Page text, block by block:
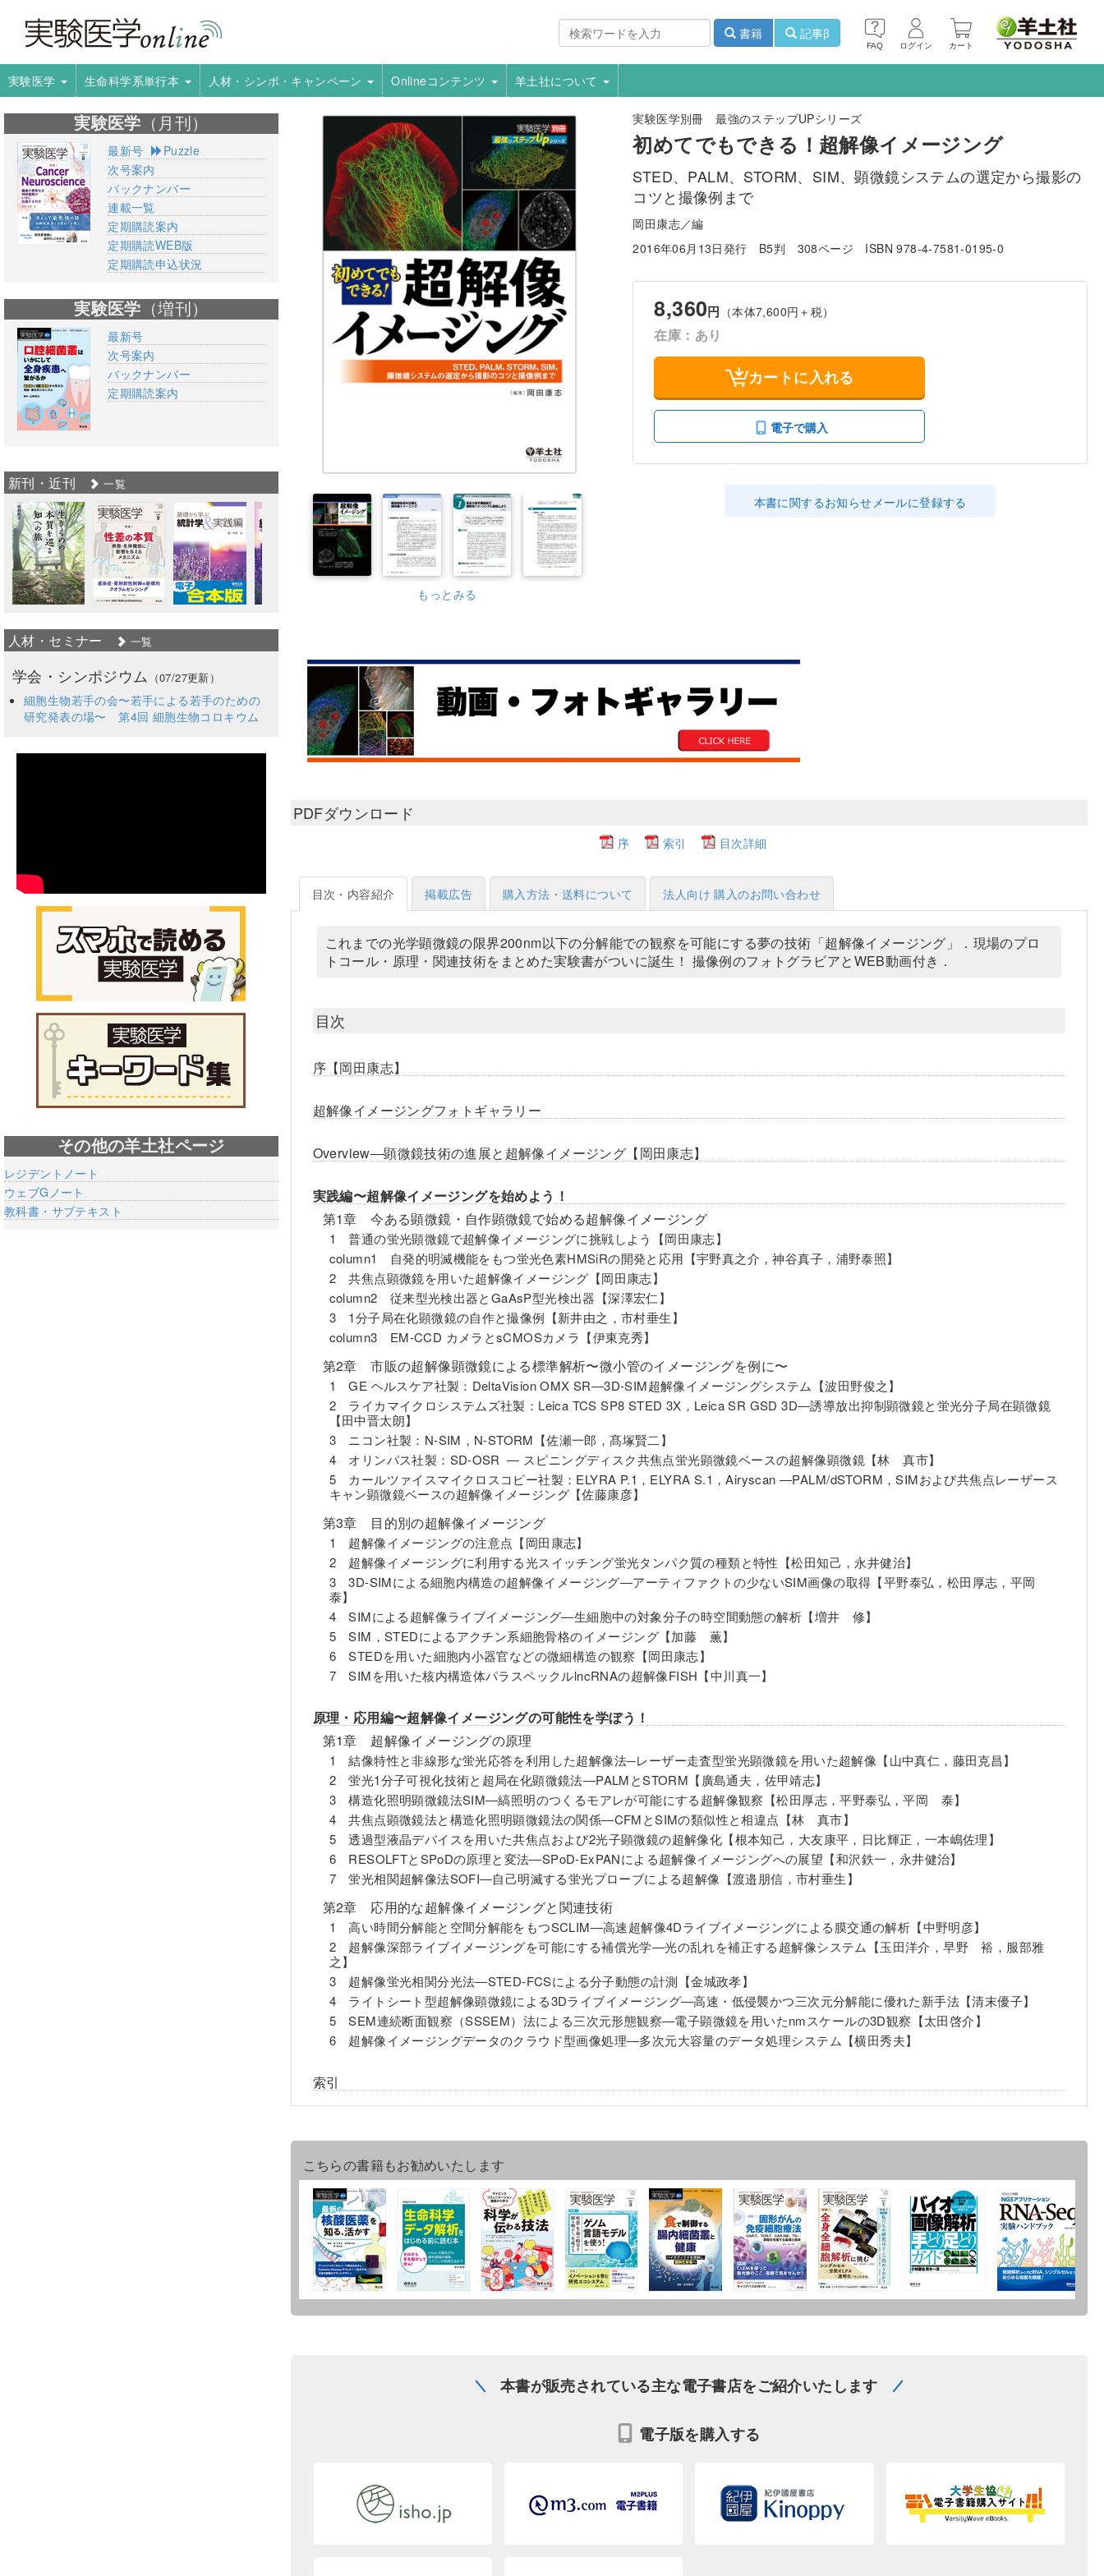
FAQ ログイン カート
書籍 記事β
実験医学 生命科学系単行本 人材・シンポ・キャンペーン Onlineコンテンツ 羊土社について
もっとみる
実験医学別冊 最強のステップUPシリーズ
初めてでもできる！超解像イメージング
STED、PALM、STORM、SIM、顕微鏡システムの選定から撮影の
コツと撮像例まで
岡田康志／編
2016年06月13日発行
B5判 308ページ ISBN 978-4-7581-0195-0
8,360円 （本体7,600円＋税）
在庫：あり
カートに入れる
電子で購入
本書に関するお知らせメールに登録する
PDFダウンロード
序 索引 目次詳細
目次・内容紹介 掲載広告 購入方法・送料について 法人向け 購入のお問い合わせ
これまでの光学顕微鏡の限界200nm以下の分解能での観察を可能にする夢の技術「超解像イメージング」．現場のプロ
トコール・原理・関連技術をまとめた実験書がついに誕生！ 撮像例のフォトグラビアとWEB動画付き．
目次
序【岡田康志】
超解像イメージングフォトギャラリー
Overview―顕微鏡技術の進展と超解像イメージング【岡田康志】
実践編〜超解像イメージングを始めよう！
第1章 今ある顕微鏡・自作顕微鏡で始める超解像イメージング
1 普通の蛍光顕微鏡で超解像イメージングに挑戦しよう【岡田康志】
column1 自発的明滅機能をもつ蛍光色素HMSiRの開発と応用【宇野真之介，神谷真子，浦野泰照】
2 共焦点顕微鏡を用いた超解像イメージング【岡田康志】
column2 従来型光検出器とGaAsP型光検出器【深澤宏仁】
3 1分子局在化顕微鏡の自作と撮像例【新井由之，市村垂生】
column3 EM-CCD カメラとsCMOSカメラ【伊東克秀】
第2章 市販の超解像顕微鏡による標準解析〜微小管のイメージングを例に〜
1 GE ヘルスケア社製：DeltaVision OMX SR―3D-SIM超解像イメージングシステム【波田野俊之】
2 ライカマイクロシステムズ社製：Leica TCS SP8 STED 3X，Leica SR GSD 3D―誘導放出抑制顕微鏡と蛍光分子局在顕微鏡
【田中晋太朗】
3 ニコン社製：N-SIM，N-STORM【佐瀬一郎，髙塚賢二】
4 オリンパス社製：SD-OSR ― スピニングディスク共焦点蛍光顕微鏡ベースの超解像顕微鏡【林 真市】
5 カールツァイスマイクロスコピー社製：ELYRA P.1，ELYRA S.1，Airyscan ―PALM/dSTORM，SIMおよび共焦点レーザース
キャン顕微鏡ベースの超解像イメージング【佐藤康彦】
第3章 目的別の超解像イメージング
1 超解像イメージングの注意点【岡田康志】
2 超解像イメージングに利用する光スイッチング蛍光タンパク質の種類と特性【松田知己，永井健治】
3 3D-SIMによる細胞内構造の超解像イメージング―アーティファクトの少ないSIM画像の取得【平野泰弘，松田厚志，平岡
泰】
4 SIMによる超解像ライブイメージング―生細胞中の対象分子の時空間動態の解析【増井 修】
5 SIM，STEDによるアクチン系細胞骨格のイメージング【加藤 薫】
6 STEDを用いた細胞内小器官などの微細構造の観察【岡田康志】
7 SIMを用いた核内構造体パラスペックルlncRNAの超解像FISH【中川真一】
原理・応用編〜超解像イメージングの可能性を学ぼう！
第1章 超解像イメージングの原理
1 結像特性と非線形な蛍光応答を利用した超解像法─レーザー走査型蛍光顕微鏡を用いた超解像【山中真仁，藤田克昌】
2 蛍光1分子可視化技術と超局在化顕微鏡法―PALMとSTORM【廣島通夫，佐甲靖志】
3 構造化照明顕微鏡法SIM―縞照明のつくるモアレが可能にする超解像観察【松田厚志，平野泰弘，平岡 泰】
4 共焦点顕微鏡法と構造化照明顕微鏡法の関係―CFMとSIMの類似性と相違点【林 真市】
5 透過型液晶デバイスを用いた共焦点および2光子顕微鏡の超解像化【根本知己，大友康平，日比輝正，一本嶋佐理】
6 RESOLFTとSPoDの原理と変法―SPoD-ExPANによる超解像イメージングへの展望【和沢鉄一，永井健治】
7 蛍光相関超解像法SOFI―自己明滅する蛍光プローブによる超解像【渡邉朋信，市村垂生】
第2章 応用的な超解像イメージングと関連技術
1 高い時間分解能と空間分解能をもつSCLIM―高速超解像4Dライブイメージングによる膜交通の解析【中野明彦】
2 超解像深部ライブイメージングを可能にする補償光学―光の乱れを補正する超解像システム【玉田洋介，早野 裕，服部雅
之】
3 超解像蛍光相関分光法―STED-FCSによる分子動態の計測【金城政孝】
4 ライトシート型超解像顕微鏡による3Dライブイメージング―高速・低侵襲かつ三次元分解能に優れた新手法【清末優子】
5 SEM連続断面観察（SSSEM）法による三次元形態観察―電子顕微鏡を用いたnmスケールの3D観察【太田啓介】
6 超解像イメージングデータのクラウド型画像処理―多次元大容量のデータ処理システム【横田秀夫】
索引
こちらの書籍もお勧めいたします
本書が販売されている主な電子書店をご紹介いたします
電子版を購入する
実験医学 （月刊）
最新号
Puzzle
次号案内
バックナンバー
連載一覧
定期購読案内
定期購読WEB版
定期購読申込状況
実験医学 （増刊）
最新号
次号案内
バックナンバー
定期購読案内
新刊・近刊 一覧
人材・セミナー 一覧
学会・シンポジウム （07/27更新）
細胞生物若手の会〜若手による若手のための
研究発表の場〜 第4回 細胞生物コロキウム
その他の羊土社ページ
レジデントノート
ウェブGノート
教科書・サブテキスト